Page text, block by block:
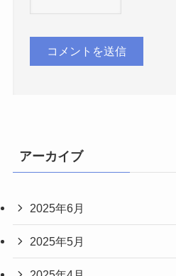
アーカイブ
2025年6月
2025年5月